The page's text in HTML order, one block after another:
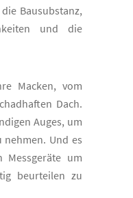
Bausubstanz,
und die
Macken, vom
Dach.
Auges, um
nehmen. Und es
um
beurteilen zu